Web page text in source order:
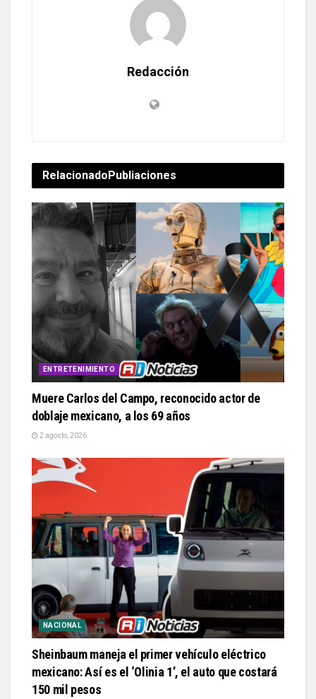
Redacción
RelacionadoPubliaciones
ENTRETENIMIENTO
Muere Carlos del Campo, reconocido actor de
doblaje mexicano, a los 69 años
2 agosto, 2026
NACIONAL
Sheinbaum maneja el primer vehículo eléctrico
mexicano: Así es el ‘Olinia 1’, el auto que costará
150 mil pesos